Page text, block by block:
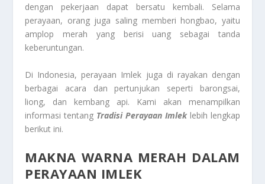
dengan pekerjaan dapat bersatu kembali. Selama
perayaan, orang juga saling memberi hongbao, yaitu
amplop merah yang berisi uang sebagai tanda
keberuntungan.
Di Indonesia, perayaan Imlek juga di rayakan dengan
berbagai acara dan pertunjukan seperti barongsai,
liong, dan kembang api. Kami akan menampilkan
informasi tentang Tradisi Perayaan Imleklebih lengkap
berikut ini.
MAKNA WARNA MERAH DALAM
PERAYAAN IMLEK